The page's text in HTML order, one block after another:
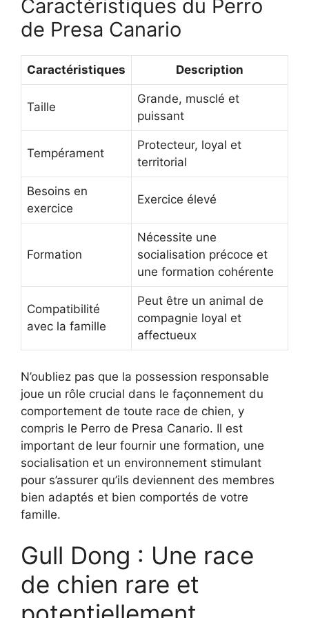
Caractéristiques du Perro
de Presa Canario
Caractéristiques Description
Taille
Grande, musclé et
puissant
Tempérament
Protecteur, loyal et
territorial
Besoins en
exercice
Exercice élevé
Formation
Nécessite une
socialisation précoce et
une formation cohérente
Compatibilité
avec la famille
Peut être un animal de
compagnie loyal et
affectueux
N’oubliez pas que la possession responsable
joue un rôle crucial dans le façonnement du
comportement de toute race de chien, y
compris le Perro de Presa Canario. Il est
important de leur fournir une formation, une
socialisation et un environnement stimulant
pour s’assurer qu’ils deviennent des membres
bien adaptés et bien comportés de votre
famille.
Gull Dong : Une race
de chien rare et